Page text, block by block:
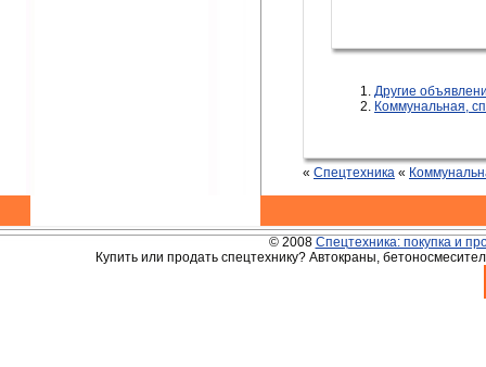
Другие
Коммунальная,
« Спецтехника «
© 2008 Спецтехника: покупка и
Купить или продать спецтехнику? Автокраны,